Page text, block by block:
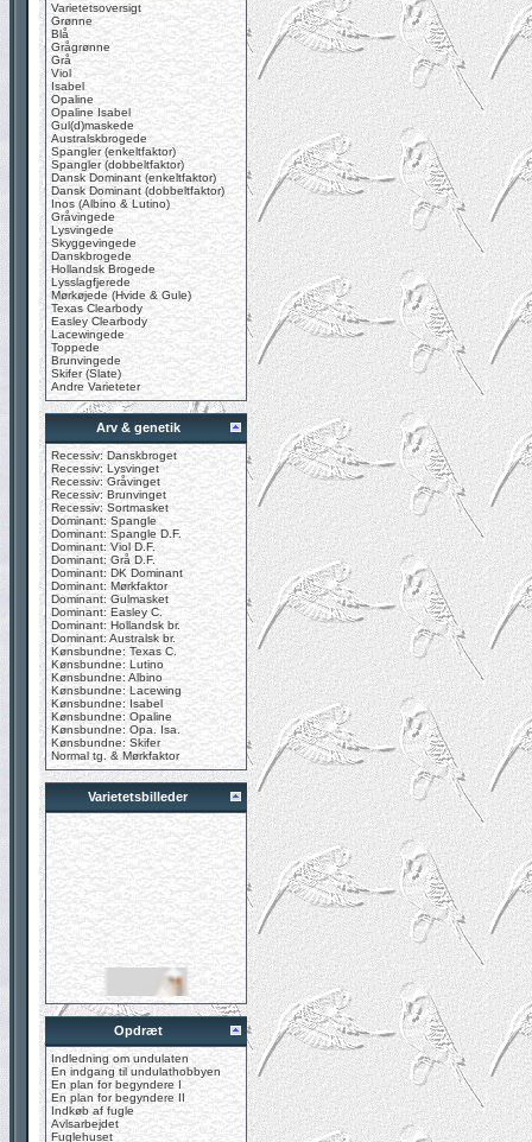
Varietetsoversigt
Grønne
Blå
Grågrønne
Grå
Viol
Isabel
Opaline
Opaline Isabel
Gul(d)maskede
Australskbrogede
Spangler (enkeltfaktor)
Spangler (dobbeltfaktor)
Dansk Dominant (enkeltfaktor)
Dansk Dominant (dobbeltfaktor)
Inos (Albino & Lutino)
Gråvingede
Lysvingede
Skyggevingede
Danskbrogede
Hollandsk Brogede
Lysslagfjerede
Mørkøjede (Hvide & Gule)
Texas Clearbody
Easley Clearbody
Lacewingede
Toppede
Brunvingede
Skifer (Slate)
Andre Varieteter
Arv & genetik
Recessiv: Danskbroget
Recessiv: Lysvinget
Recessiv: Gråvinget
Recessiv: Brunvinget
Recessiv: Sortmasket
Dominant: Spangle
Dominant: Spangle D.F.
Dominant: Viol D.F.
Dominant: Grå D.F.
Dominant: DK Dominant
Dominant: Mørkfaktor
Dominant: Gulmasket
Dominant: Easley C.
Dominant: Hollandsk br.
Dominant: Australsk br.
Kønsbundne: Texas C.
Kønsbundne: Lutino
Kønsbundne: Albino
Kønsbundne: Lacewing
Kønsbundne: Isabel
Kønsbundne: Opaline
Kønsbundne: Opa. Isa.
Kønsbundne: Skifer
Normal tg. & Mørkfaktor
Varietetsbilleder
Opdræt
Indledning om undulaten
En indgang til undulathobbyen
En plan for begyndere I
En plan for begyndere II
Indkøb af fugle
Avlsarbejdet
Fuglehuset